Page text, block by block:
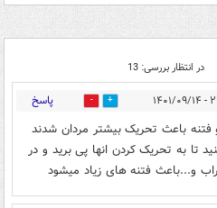
در انتظار بررسی: 13
۱۴ 10 پاسخ
و فتنه باعث تحریک بیشتر مردان شدند
تا به تحریک کردن انها پی برید و در
و...باعث فتنه های زیاد میشود